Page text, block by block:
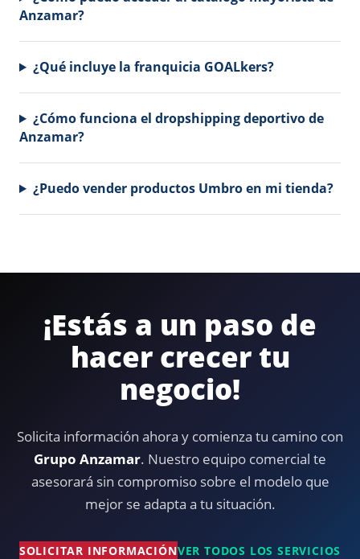
Anzamar?
¿Qué incluye la franquicia GOALkers?
¿Cómo funciona el dropshipping deportivo de
Anzamar?
¿Puedo vender productos Umbro en mi tienda?
¡Estás a un paso de
hacer crecer tu
negocio!
Solicita información ahora y comienza tu camino con
Grupo Anzamar. Nuestro equipo comercial te
asesorará sin compromiso sobre el modelo que
mejor se adapta a tu situación.
SOLICITAR INFORMACIÓNVER TODOS LOS SERVICIOS